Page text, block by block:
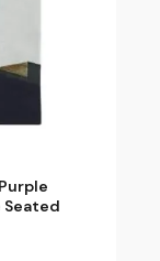
Seated